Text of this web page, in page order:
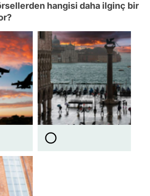
hangisi daha ilginç bir